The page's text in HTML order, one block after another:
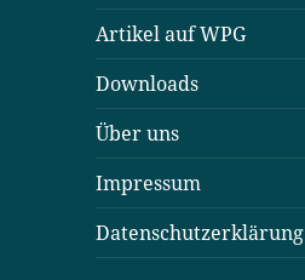
Artikel auf WPG
Downloads
Über uns
Impressum
Datenschutzerklärung